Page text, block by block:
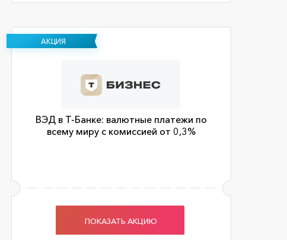
АКЦИЯ
ВЭД в Т-Банке: валютные платежи по
всему миру с комиссией от 0,3%
ПОКАЗАТЬ АКЦИЮ